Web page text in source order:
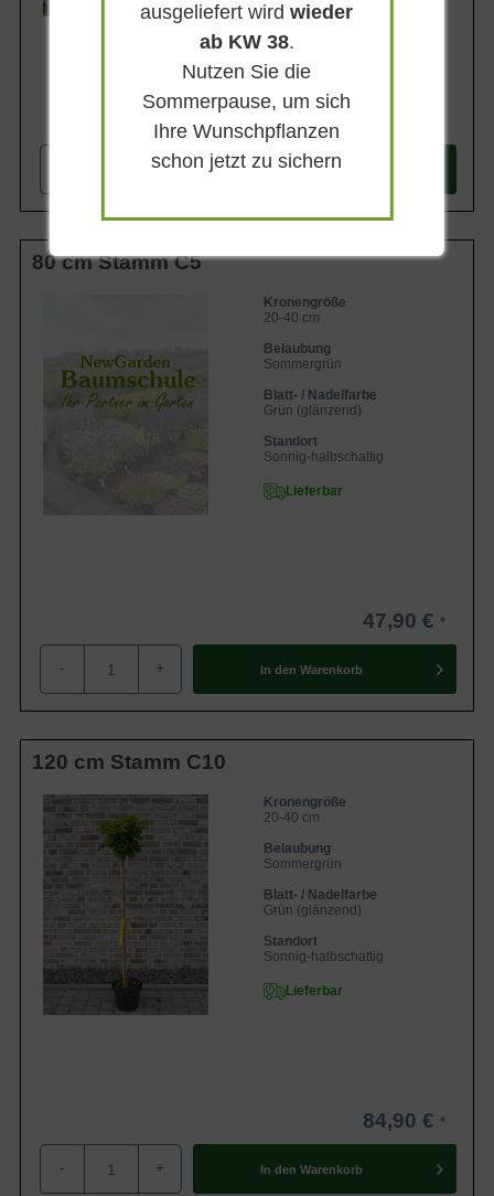
+ In den Warenkorb
80 cm Stamm C5
Kronengröße
20-40 cm
Belaubung
Sommergrün
Blatt- / Nadelfarbe
Grün (glänzend)
Standort
Sonnig-halbschattig
Lieferbar
47,90 €
- + In den Warenkorb
120 cm Stamm C10
Kronengröße
20-40 cm
Belaubung
Sommergrün
Blatt- / Nadelfarbe
Grün (glänzend)
Standort
Sonnig-halbschattig
Lieferbar
84,90 €
- + In den Warenkorb
ausgeliefert wirdwieder
ab KW 38.
Nutzen Sie die
Sommerpause, um sich
Ihre Wunschpflanzen
schon jetzt zu sichern